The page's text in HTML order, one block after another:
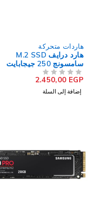
هاردات متحركة
هارد درايف M.2 SSD
سامسونج 250 جيجابايت
NVMe PCIe 970 EVO Plus
2.450,00EGP
إضافة إلى السلة